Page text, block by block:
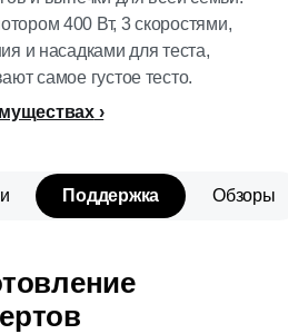
400 Вт, 3 скоростями,
и насадками для теста,
самое густое тесто.
Поддержка Обзоры